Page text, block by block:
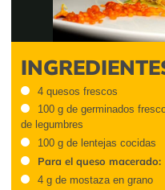
4 quesos frescos
100 g de germinados
de legumbres
100 g de lentejas cocidas
Para el queso macerado:
4 g de mostaza en grano